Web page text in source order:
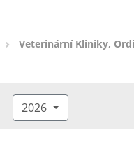
Veterinární Kliniky,
2026